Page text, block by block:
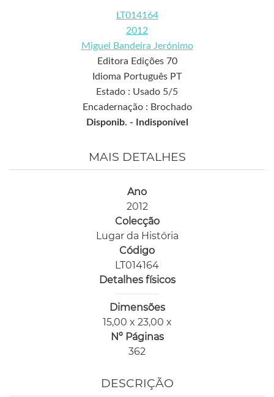
LT014164
2012
Miguel Bandeira Jerónimo
Editora Edições 70
Idioma Português PT
Estado : Usado 5/5
Encadernação : Brochado
Disponib. -
Indisponível
MAIS DETALHES
Ano
2012
Colecção
Lugar da História
Código
LT014164
Detalhes físicos
Dimensões
15,00 x 23,00 x
Nº Páginas
362
DESCRIÇÃO